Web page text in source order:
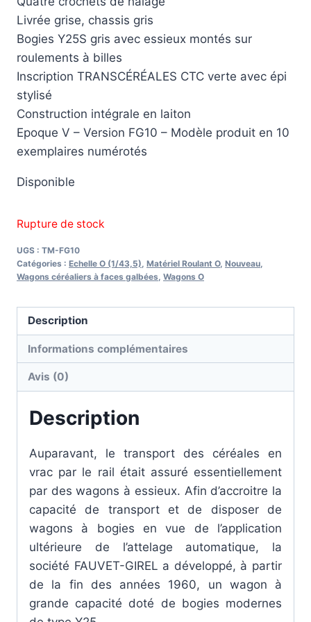
Livrée grise, chassis gris
Bogies Y25S gris avec essieux montés sur
roulements à billes
Inscription TRANSCÉRÉALES CTC verte avec épi
stylisé
Construction intégrale en laiton
Epoque V – Version FG10 – Modèle produit en 10
exemplaires numérotés
Disponible
Rupture de stock
UGS : TM-FG10
Catégories : Echelle O (1/43,5) Matériel Roulant O, Nouveau
Wagons céréaliers à faces galbées Wagons O
Description
Informations complémentaires
Avis (0)
Description
Auparavant, le transport des céréales en
vrac par le rail était assuré essentiellement
par des wagons à essieux. Afin d’accroitre la
capacité de transport et de disposer de
wagons à bogies en vue de l’application
ultérieure de l’attelage automatique, la
société FAUVET-GIREL a développé, à partir
de la fin des années 1960, un wagon à
grande capacité doté de bogies modernes